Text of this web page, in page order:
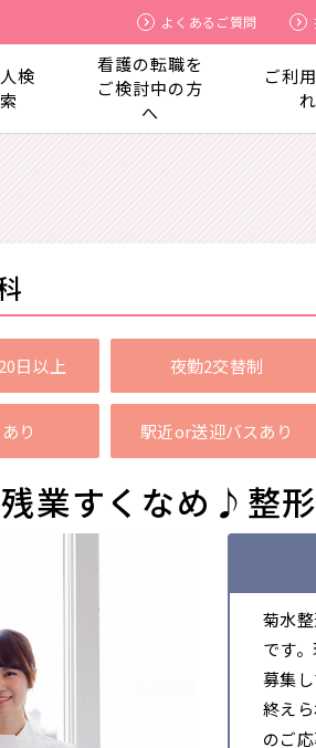
よくあるご質問
検
索
看護の転職を
ご検討中の方
へ
ご利
れ
日以上 夜勤2交替制
り 駅近or送迎バスあり
業すくなめ♪整形
菊水
です
募集
終え
のご